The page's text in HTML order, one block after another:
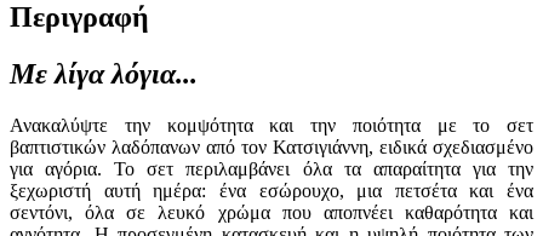
Περιγραφή
Με λίγα λόγια...
Ανακαλύψτε την κομψότητα και την ποιότητα με το σετ
βαπτιστικών λαδόπανων από τον Κατσιγιάννη, ειδικά σχεδιασμένο
για αγόρια. Το σετ περιλαμβάνει όλα τα απαραίτητα για την
ξεχωριστή αυτή ημέρα: ένα εσώρουχο, μια πετσέτα και ένα
σεντόνι, όλα σε λευκό χρώμα που αποπνέει καθαρότητα και